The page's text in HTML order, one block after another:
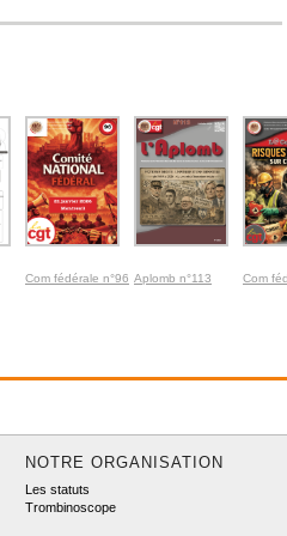
Com fédérale n°96 Aplomb n°113 Com
NOTRE ORGANISATION
Les statuts
Trombinoscope